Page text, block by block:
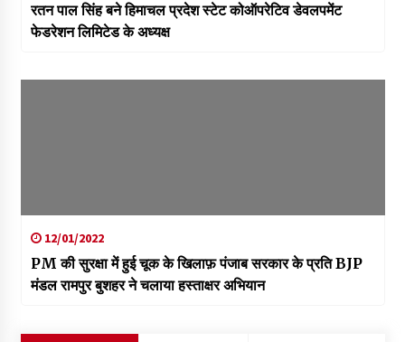
रतन पाल सिंह बने हिमाचल प्रदेश स्टेट कोऑपरेटिव डेवलपमेंट
फेडरेशन लिमिटेड के अध्यक्ष
12/01/2022
PM की सुरक्षा में हुई चूक के खिलाफ़ पंजाब सरकार के प्रति BJP
मंडल रामपुर बुशहर ने चलाया हस्ताक्षर अभियान